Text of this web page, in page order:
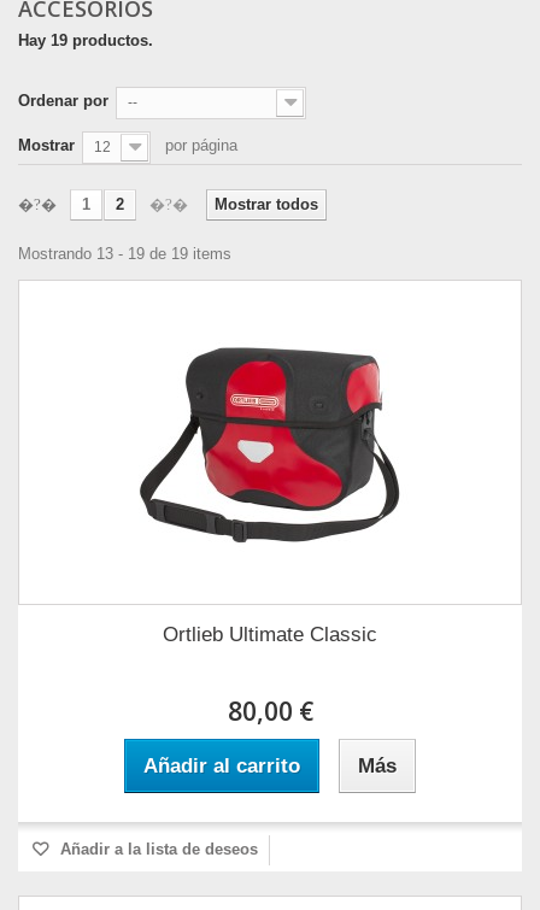
ACCESORIOS
Hay 19 productos.
Ordenar por --
Mostrar 12 por página
Mostrar todos
1 2
Mostrando 13 - 19 de 19 items
Ortlieb Ultimate Classic
80,00 €
Añadir al carrito Más
Añadir a la lista de deseos